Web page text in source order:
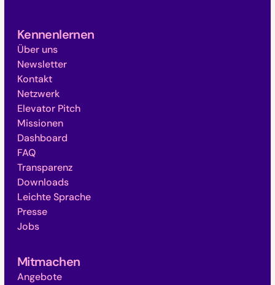
Kennenlernen
Über uns
Newsletter
Kontakt
Netzwerk
Elevator Pitch
Missionen
Dashboard
FAQ
Transparenz
Downloads
Leichte Sprache
Presse
Jobs
Mitmachen
Angebote